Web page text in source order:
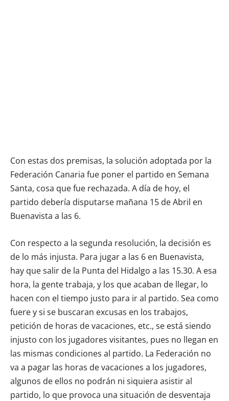
Con estas dos premisas, la solución adoptada por la
Federación Canaria fue poner el partido en Semana
Santa, cosa que fue rechazada. A día de hoy, el
partido debería disputarse mañana 15 de Abril en
Buenavista a las 6.
Con respecto a la segunda resolución, la decisión es
de lo más injusta. Para jugar a las 6 en Buenavista,
hay que salir de la Punta del Hidalgo a las 15.30. A esa
hora, la gente trabaja, y los que acaban de llegar, lo
hacen con el tiempo justo para ir al partido. Sea como
fuere y si se buscaran excusas en los trabajos,
petición de horas de vacaciones, etc., se está siendo
injusto con los jugadores visitantes, pues no llegan en
las mismas condiciones al partido. La Federación no
va a pagar las horas de vacaciones a los jugadores,
algunos de ellos no podrán ni siquiera asistir al
partido, lo que provoca una situación de desventaja